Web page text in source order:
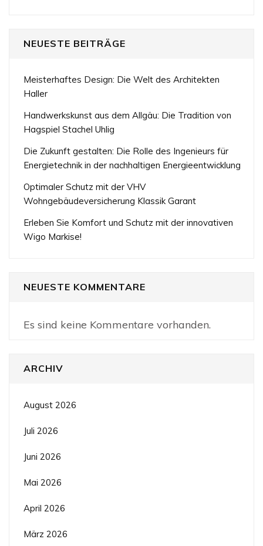
NEUESTE BEITRÄGE
Meisterhaftes Design: Die Welt des Architekten
Haller
Handwerkskunst aus dem Allgäu: Die Tradition von
Hagspiel Stachel Uhlig
Die Zukunft gestalten: Die Rolle des Ingenieurs für
Energietechnik in der nachhaltigen Energieentwicklung
Optimaler Schutz mit der VHV
Wohngebäudeversicherung Klassik Garant
Erleben Sie Komfort und Schutz mit der innovativen
Wigo Markise!
NEUESTE KOMMENTARE
Es sind keine Kommentare vorhanden.
ARCHIV
August 2026
Juli 2026
Juni 2026
Mai 2026
April 2026
März 2026